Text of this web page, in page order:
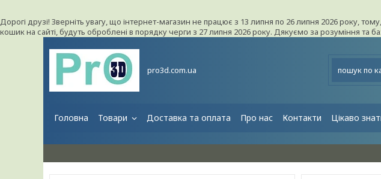
Дорогі друзі! Зверніть увагу, що інтернет-магазин не працює з 13 липня по 26 липня 2026 року,
кошик на сайті, будуть оброблені в порядку черги з 27 липня 2026 року. Дякуємо за розуміння та
pro3d.com.ua
Головна Товари Доставка та оплата Про нас Контакти Цікаво